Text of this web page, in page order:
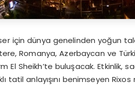
için dünya genelinden yoğun
Romanya, Azerbaycan ve
El Sheikh’te buluşacak. Etkinlik,
tatil anlayışını benimseyen